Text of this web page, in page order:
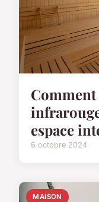
espace
6 octobre 2024
MAISON